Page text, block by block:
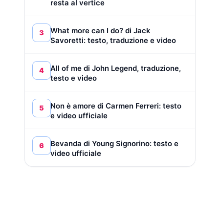
resta al vertice
3
What more can I do? di Jack
Savoretti: testo, traduzione e video
4
All of me di John Legend, traduzione,
testo e video
5
Non è amore di Carmen Ferreri: testo
e video ufficiale
6
Bevanda di Young Signorino: testo e
video ufficiale